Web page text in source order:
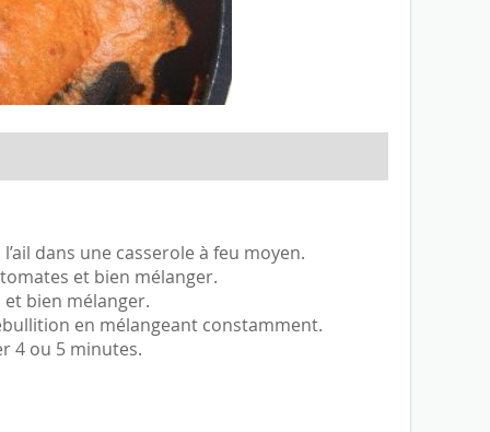
dans une casserole à feu moyen.
et bien mélanger.
bien mélanger.
en mélangeant constamment.
4 ou 5 minutes.